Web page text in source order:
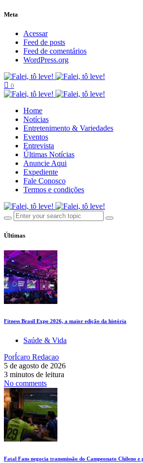
Meta
Acessar
Feed de posts
Feed de comentários
WordPress.org
0
Home
Notícias
Entretenimento & Variedades
Eventos
Entrevista
Últimas Notícias
Anuncie Aqui
Expediente
Fale Conosco
Termos e condições
Últimas
Fitness Brasil Expo 2026, a maior edição da história
Saúde & Vida
PorÍcaro Redacao
5 de agosto de 2026
3 minutos de leitura
No comments
Fatal Fans negocia transmissão do Campeonato Chileno